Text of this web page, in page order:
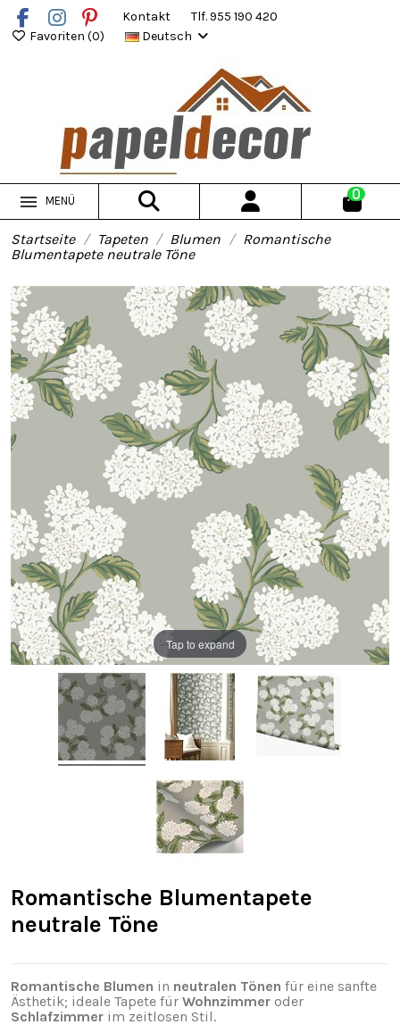
Kontakt
Tlf. 955 190 420
Favoriten (0) Deutsch
MENÜ 0
Startseite Tapeten Blumen
Romantische
Blumentapete neutrale Töne
Tap to expand
Romantische Blumentapete
neutrale Töne
Romantische Blumen in neutralen Tönen für eine sanfte
Ästhetik; ideale Tapete für Wohnzimmer oder
Schlafzimmer im zeitlosen Stil.